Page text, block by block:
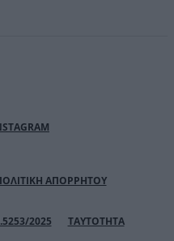
ΑΠΟΡΡΗΤΟΥ
2025 ΤΑΥΤΟΤΗΤΑ